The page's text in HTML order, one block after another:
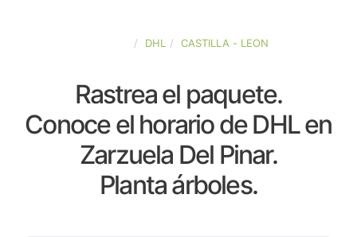
DHL CASTILLA - LEON
Rastrea el paquete.
Conoce el horario de DHL en
Zarzuela Del Pinar.
Planta árboles.